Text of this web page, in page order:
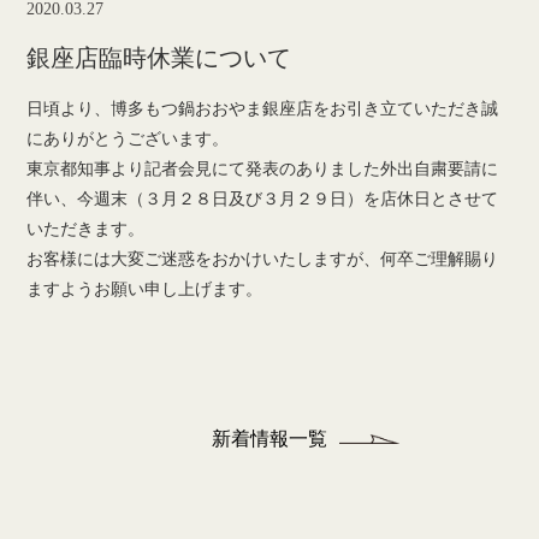
2020.03.27
銀座店臨時休業について
日頃より、博多もつ鍋おおやま銀座店をお引き立ていただき誠
にありがとうございます。
東京都知事より記者会見にて発表のありました外出自粛要請に
伴い、今週末（３月２８日及び３月２９日）を店休日とさせて
いただきます。
お客様には大変ご迷惑をおかけいたしますが、何卒ご理解賜り
ますようお願い申し上げます。
新着情報一覧